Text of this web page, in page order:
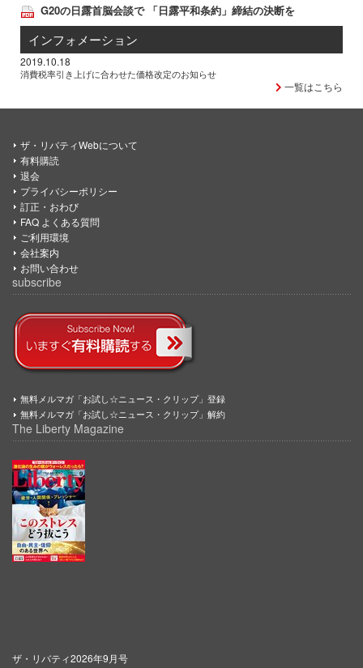
G20の日露首脳会談で 「日露平和条約」締結の決断を
インフォメーション
2019.10.18
消費税率引き上げに合わせた価格改定のお知らせ
一覧はこちら
ザ・リバティWebについて
有料購読
退会
プライバシーポリシー
訂正・おわび
FAQ よくある質問
ご利用環境
会社案内
お問い合わせ
subscribe
無料メルマガ「お試し☆ニュース・クリップ」登録
無料メルマガ「お試し☆ニュース・クリップ」解約
The Liberty Magazine
ザ・リバティ2026年9月号